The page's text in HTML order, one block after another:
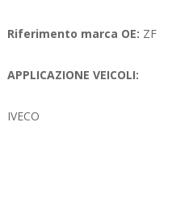
Riferimento marca OE: ZF
APPLICAZIONE VEICOLI:
IVECO